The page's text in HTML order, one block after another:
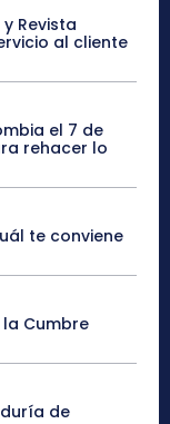
Revista
al cliente
el 7 de
rehacer lo
te conviene
Cumbre
de